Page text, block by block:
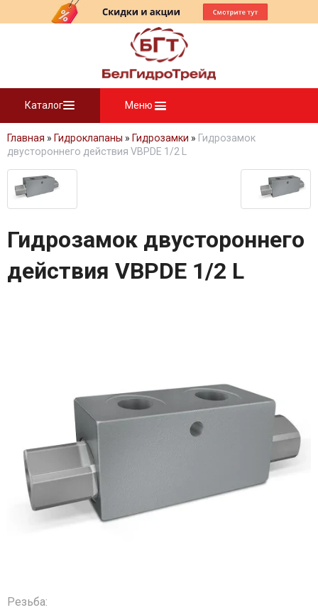
Каталог Меню
Главная » Гидроклапаны » Гидрозамки » Гидрозамок
двустороннего действия VBPDE 1/2 L
Гидрозамок двустороннего
действия VBPDE 1/2 L
Резьба: